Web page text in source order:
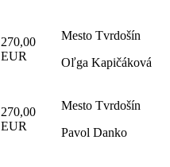
270,00
EUR
Mesto Tvrdošín
Oľga Kapičáková
270,00
EUR
Mesto Tvrdošín
Pavol Danko